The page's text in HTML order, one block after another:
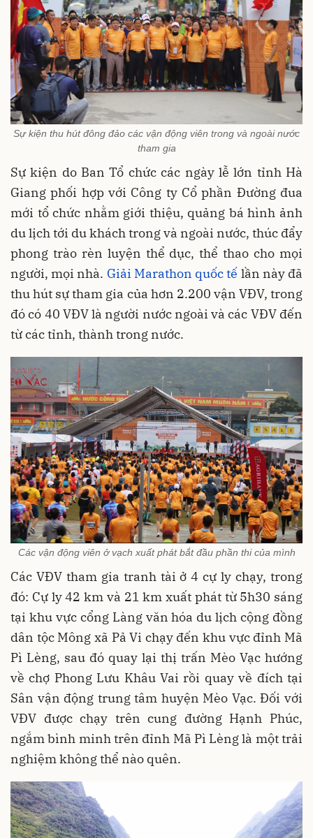
Sự kiện thu hút đông đảo các vận động viên trong và ngoài nước
tham gia
Sự kiện do Ban Tổ chức các ngày lễ lớn tỉnh Hà
Giang phối hợp với Công ty Cổ phần Đường đua
mới tổ chức nhằm giới thiệu, quảng bá hình ảnh
du lịch tới du khách trong và ngoài nước, thúc đẩy
phong trào rèn luyện thể dục, thể thao cho mọi
người, mọi nhà. Giải Marathon quốc tế lần này đã
thu hút sự tham gia của hơn 2.200 vận VĐV, trong
đó có 40 VĐV là người nước ngoài và các VĐV đến
từ các tỉnh, thành trong nước.
Các vận động viên ở vạch xuất phát bắt đầu phần thi của mình
Các VĐV tham gia tranh tài ở 4 cự ly chạy, trong
đó: Cự ly 42 km và 21 km xuất phát từ 5h30 sáng
tại khu vực cổng Làng văn hóa du lịch cộng đồng
dân tộc Mông xã Pả Vi chạy đến khu vực đỉnh Mã
Pì Lèng, sau đó quay lại thị trấn Mèo Vạc hướng
về chợ Phong Lưu Khâu Vai rồi quay về đích tại
Sân vận động trung tâm huyện Mèo Vạc. Đối với
VĐV được chạy trên cung đường Hạnh Phúc,
ngắm bình minh trên đỉnh Mã Pì Lèng là một trải
nghiệm không thể nào quên.